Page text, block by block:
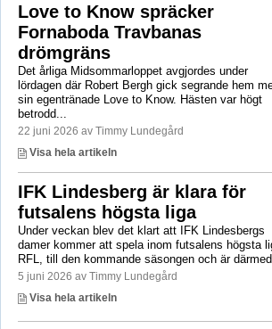
Love to Know spräcker
Fornaboda Travbanas
drömgräns
Det årliga Midsommarloppet avgjordes under
lördagen där Robert Bergh gick segrande hem
sin egentränade Love to Know. Hästen var högt
betrodd...
22 juni 2026 av Timmy Lundegård
Visa hela artikeln
IFK Lindesberg är klara för
futsalens högsta liga
Under veckan blev det klart att IFK Lindesbergs
damer kommer att spela inom futsalens högsta
RFL, till den kommande säsongen och är därmed
5 juni 2026 av Timmy Lundegård
Visa hela artikeln